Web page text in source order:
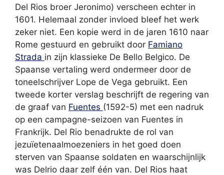
Del Rios broer Jeronimo) verscheen echter in
1601. Helemaal zonder invloed bleef het werk
zeker niet. Een kopie werd in de jaren 1610 naar
Rome gestuurd en gebruikt door Famiano
Strada in zijn klassieke De Bello Belgico. De
Spaanse vertaling werd ondermeer door de
toneelschrijver Lope de Vega gebruikt. Een
tweede korter verslag beschrijft de regering van
de graaf van Fuentes (1592-5) met een nadruk
op een campagne-seizoen van Fuentes in
Frankrijk. Del Rio benadrukte de rol van
jezuïetenaalmoezeniers in het goed doen
sterven van Spaanse soldaten en waarschijnlijk
was Delrio daar zelf één van. Del Rios haat